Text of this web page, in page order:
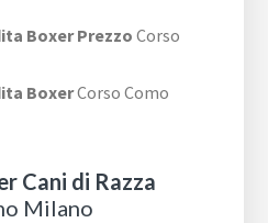
Boxer Prezzo Corso
BoxerCorso Como
Cani di Razza
Milano